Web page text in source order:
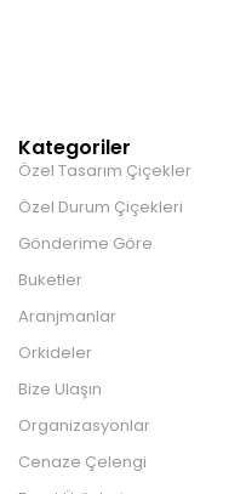
Kategoriler
Özel Tasarım Çiçekler
Özel Durum Çiçekleri
Gönderime Göre
Buketler
Aranjmanlar
Orkideler
Bize Ulaşın
Organizasyonlar
Cenaze Çelengi